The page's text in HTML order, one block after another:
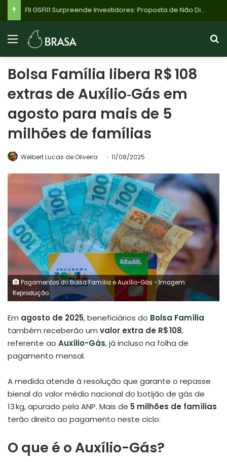
FII GSFI11 Surpreende Investidores: Proposta de Não Distribuir 95% do Lucro de R$ 42,8 Milhões no 1º Semestre de 2026 Choca Mercado
Bolsa Família libera R$ 108
extras de Auxílio‑Gás em
agosto para mais de 5
milhões de famílias
Welbert Lucas de Oliveira 11/08/2025
Pagamentos do Bolsa Família e Auxílio-Gás - Imagem:
Reprodução.
Em agosto de 2025, beneficiários do Bolsa Família
também receberão um valor extra de R$ 108,
referente ao Auxílio-Gás, já incluso na folha de
pagamento mensal.
A medida atende à resolução que garante o repasse
bienal do valor médio nacional do botijão de gás de
13 kg, apurado pela ANP. Mais de 5 milhões de famílias
terão direito ao pagamento neste ciclo.
O que é o Auxílio-Gás?